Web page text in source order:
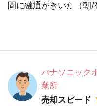
間に融通がきいた（朝
パナソニック
業所
売却スピード